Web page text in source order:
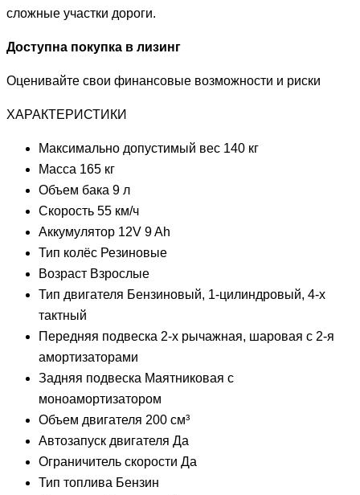
сложные участки дороги.
Доступна покупка в лизинг
Оценивайте свои финансовые возможности и риски
ХАРАКТЕРИСТИКИ
Максимально допустимый вес 140 кг
Масса 165 кг
Объем бака 9 л
Скорость 55 км/ч
Аккумулятор 12V 9 Ah
Тип колёс Резиновые
Возраст Взрослые
Тип двигателя Бензиновый, 1-цилиндровый, 4-х
тактный
Передняя подвеска 2-х рычажная, шаровая с 2-я
амортизаторами
Задняя подвеска Маятниковая с
моноамортизатором
Объем двигателя 200 см³
Автозапуск двигателя Да
Ограничитель скорости Да
Тип топлива Бензин